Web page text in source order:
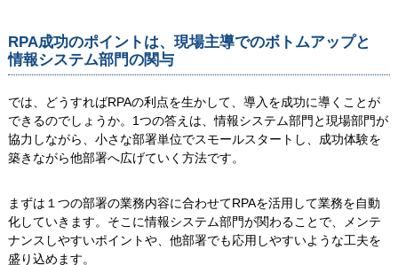
RPA成功のポイントは、現場主導でのボトムアップと
情報システム部門の関与
では、どうすればRPAの利点を生かして、導入を成功に導くことが
できるのでしょうか。1つの答えは、情報システム部門と現場部門が
協力しながら、小さな部署単位でスモールスタートし、成功体験を
築きながら他部署へ広げていく方法です。
まずは１つの部署の業務内容に合わせてRPAを活用して業務を自動
化していきます。そこに情報システム部門が関わることで、メンテ
ナンスしやすいポイントや、他部署でも応用しやすいような工夫を
盛り込めます。